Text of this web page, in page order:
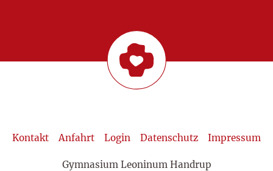
Kontakt Anfahrt Login Datenschutz Impressum
Gymnasium Leoninum Handrup